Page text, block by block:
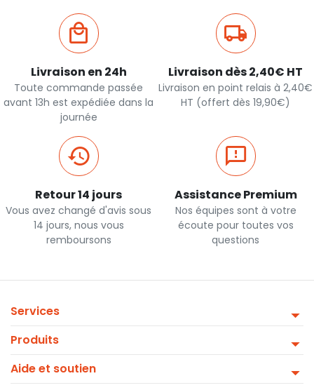
Livraison en 24h
Toute commande passée
avant 13h est expédiée dans la
journée
Livraison dès 2,40€ HT
Livraison en point relais à 2,40€
HT (offert dès 19,90€)
Retour 14 jours
Vous avez changé d'avis sous
14 jours, nous vous
remboursons
Assistance Premium
Nos équipes sont à votre
écoute pour toutes vos
questions
Services
Produits
Aide et soutien